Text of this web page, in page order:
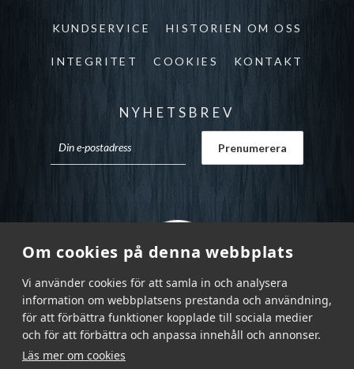
Om cookies på denna webbplats
Vi använder cookies för att samla in och analysera
information om webbplatsens prestanda och användning,
för att förbättra funktioner kopplade till sociala medier
och för att förbättra och anpassa innehåll och annonser.
Läs mer om cookies
KUNDSERVICE HISTORIEN OM OSS
INTEGRITET COOKIES KONTAKT
NYHETSBREV